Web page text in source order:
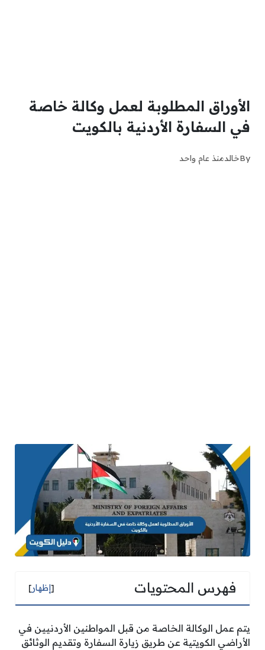
الأوراق المطلوبة لعمل وكالة خاصة
في السفارة الأردنية بالكويت
Byخالدمنذ عام واحد
فهرس المحتويات [إظهار]
يتم عمل الوكالة الخاصة من قبل المواطنين الأردنيين في
الأراضي الكويتية عن طريق زيارة السفارة وتقديم الوثائق